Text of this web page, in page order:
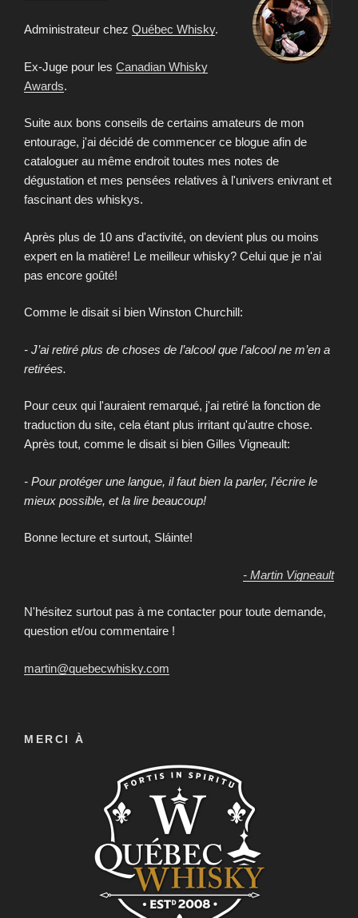
Administrateur chez Québec Whisky.
Ex-Juge pour les Canadian Whisky
Awards.
Suite aux bons conseils de certains amateurs de mon
entourage, j'ai décidé de commencer ce blogue afin de
cataloguer au même endroit toutes mes notes de
dégustation et mes pensées relatives à l'univers enivrant et
fascinant des whiskys.
Après plus de 10 ans d'activité, on devient plus ou moins
expert en la matière! Le meilleur whisky? Celui que je n'ai
pas encore goûté!
Comme le disait si bien Winston Churchill:
- J’ai retiré plus de choses de l’alcool que l’alcool ne m’en a
retirées.
Pour ceux qui l'auraient remarqué, j'ai retiré la fonction de
traduction du site, cela étant plus irritant qu'autre chose.
Après tout, comme le disait si bien Gilles Vigneault:
- Pour protéger une langue, il faut bien la parler, l'écrire le
mieux possible, et la lire beaucoup!
Bonne lecture et surtout, Sláinte!
- Martin Vigneault
N'hésitez surtout pas à me contacter pour toute demande,
question et/ou commentaire !
martin@quebecwhisky.com
MERCI À